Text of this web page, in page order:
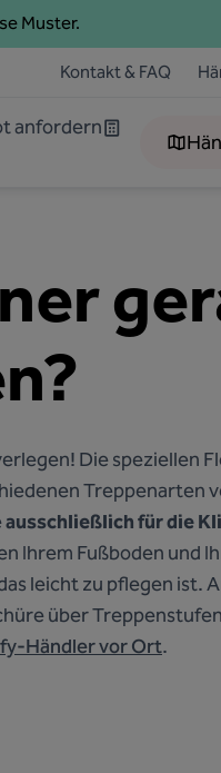
Muster.
Kontakt & FAQ
anfordern
Die speziellen
Treppenarten
ausschließlich für die
Ihrem Fußboden und
leicht zu pflegen ist.
über
Händler vor Ort.